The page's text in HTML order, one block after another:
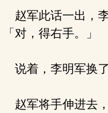
赵军此话一出，
「对，得右手。」
说着，李明军换了
赵军将手伸进去